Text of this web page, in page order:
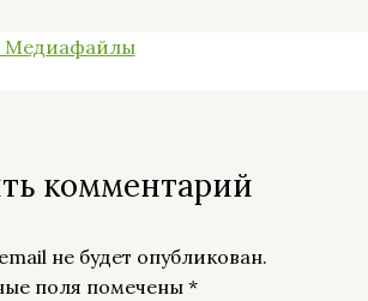
Медиафайлы
комментарий
не будет опубликован.
поля помечены *